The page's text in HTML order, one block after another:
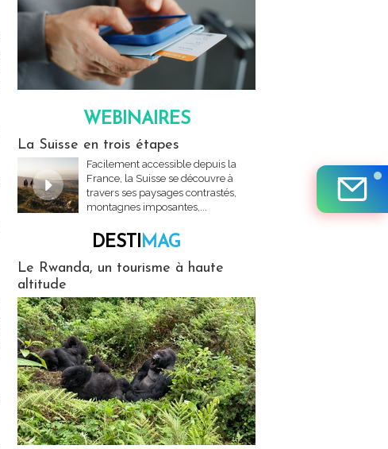
WEBINAIRES
La Suisse en trois étapes
Facilement accessible depuis la
France, la Suisse se découvre à
travers ses paysages contrastés,
montagnes imposantes,...
DESTIMAG
Le Rwanda, un tourisme à haute
altitude